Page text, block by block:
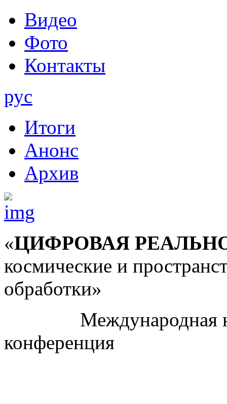
Видео
Фото
Контакты
рус
Итоги
Анонс
Архив
«ЦИФРОВАЯ
космические и
обработки»
Международная
конференция